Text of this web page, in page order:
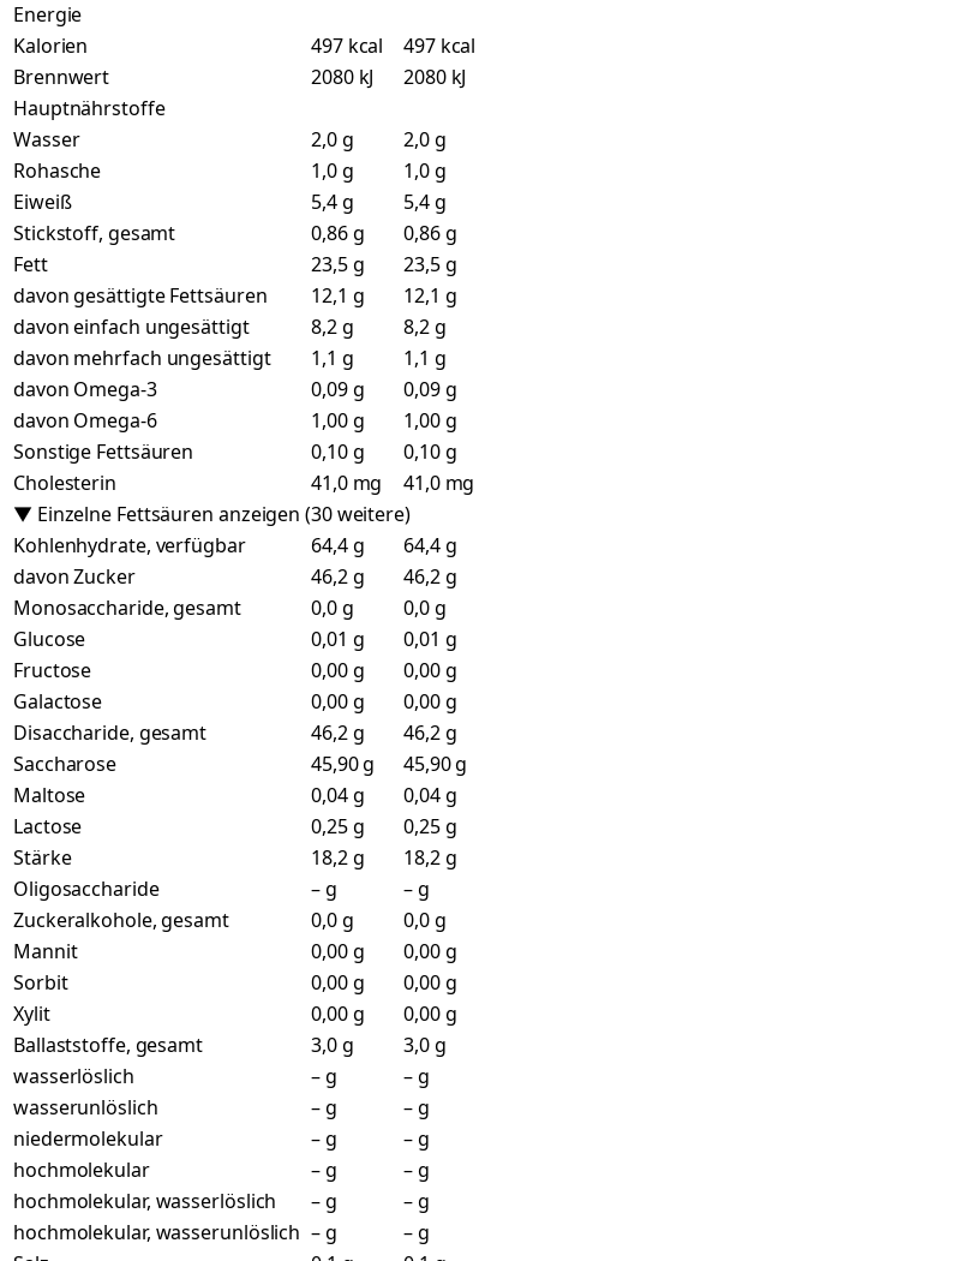
Energie
Kalorien
497 kcal
497 kcal
Brennwert
2080 kJ
2080 kJ
Hauptnährstoffe
Wasser
2,0 g
2,0 g
Rohasche
1,0 g
1,0 g
Eiweiß
5,4 g
5,4 g
Stickstoff, gesamt
0,86 g
0,86 g
Fett
23,5 g
23,5 g
davon gesättigte Fettsäuren
12,1 g
12,1 g
davon einfach ungesättigt
8,2 g
8,2 g
davon mehrfach ungesättigt
1,1 g
1,1 g
davon Omega-3
0,09 g
0,09 g
davon Omega-6
1,00 g
1,00 g
Sonstige Fettsäuren
0,10 g
0,10 g
Cholesterin
41,0 mg
41,0 mg
▼ Einzelne Fettsäuren anzeigen (30 weitere)
Kohlenhydrate, verfügbar
64,4 g
64,4 g
davon Zucker
46,2 g
46,2 g
Monosaccharide, gesamt
0,0 g
0,0 g
Glucose
0,01 g
0,01 g
Fructose
0,00 g
0,00 g
Galactose
0,00 g
0,00 g
Disaccharide, gesamt
46,2 g
46,2 g
Saccharose
45,90 g
45,90 g
Maltose
0,04 g
0,04 g
Lactose
0,25 g
0,25 g
Stärke
18,2 g
18,2 g
Oligosaccharide
– g
– g
Zuckeralkohole, gesamt
0,0 g
0,0 g
Mannit
0,00 g
0,00 g
Sorbit
0,00 g
0,00 g
Xylit
0,00 g
0,00 g
Ballaststoffe, gesamt
3,0 g
3,0 g
wasserlöslich
– g
– g
wasserunlöslich
– g
– g
niedermolekular
– g
– g
hochmolekular
– g
– g
hochmolekular, wasserlöslich
– g
– g
hochmolekular, wasserunlöslich – g
– g